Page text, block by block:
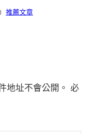
推薦文章
地址不會公開。 必